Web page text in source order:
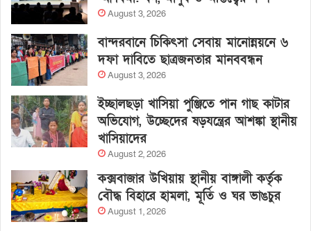
August 3, 2026
বান্দরবানে চিকিৎসা সেবায় মানোন্নয়নে ৬
দফা দাবিতে ছাত্রজনতার মানববন্ধন
August 3, 2026
ইচ্ছালছড়া খাসিয়া পুঞ্জিতে পান গাছ কাটার
অভিযোগ, উচ্ছেদের ষড়যন্ত্রের আশঙ্কা স্থানীয়
খাসিয়াদের
August 2, 2026
কক্সবাজার উখিয়ায় স্থানীয় বাঙ্গালী কর্তৃক
বৌদ্ধ বিহারে হামলা, মূর্তি ও ঘর ভাঙচুর
August 1, 2026